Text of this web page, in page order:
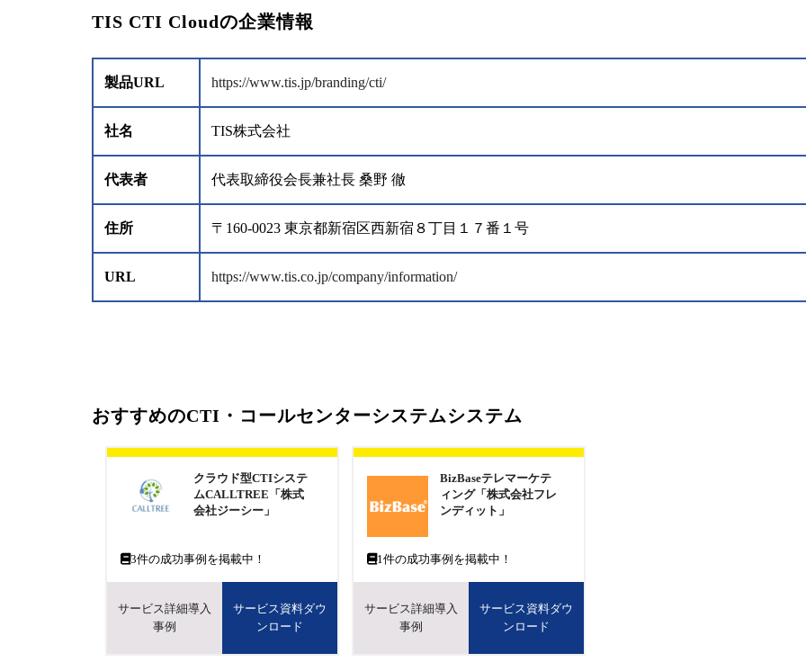
TIS CTI Cloudの企業情報
製品URL https://www.tis.jp/branding/cti/
社名 TIS株式会社
代表者 代表取締役会長兼社長 桑野 徹
住所 〒160-0023 東京都新宿区西新宿８丁目１７番１号
URL https://www.tis.co.jp/company/information/
おすすめのCTI・コールセンターシステムシステム
クラウド型CTIシステ
ムCALLTREE「株式
会社ジーシー」
3件の成功事例を掲載中！
サービス詳細導入
事例
サービス資料ダウ
ンロード
BizBaseテレマーケテ
ィング「株式会社フレ
ンディット」
1件の成功事例を掲載中！
サービス詳細導入
事例
サービス資料ダウ
ンロード